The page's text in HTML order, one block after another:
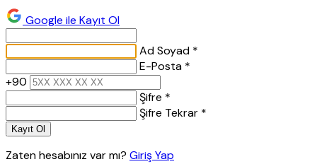
Google ile Kayıt Ol
Ad Soyad *
E-Posta *
+90
Şifre *
Şifre Tekrar *
Kayıt Ol
Zaten hesabınız var mı? Giriş Yap